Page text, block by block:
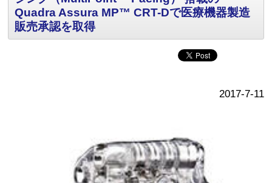
Quadra Assura MP™ CRT-Dで医療機器製造
販売承認を取得
2017-7-11